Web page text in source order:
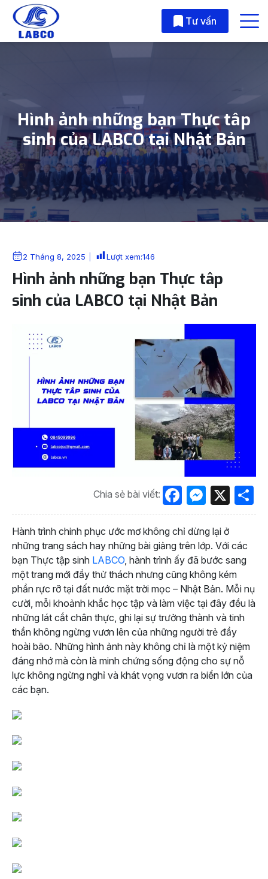
Skip to main content
Tư vấn
Hình ảnh những bạn Thực tâp
sinh của LABCO tại Nhật Bản
2 Tháng 8, 2025 Lượt xem:146
Hình ảnh những bạn Thực tâp
sinh của LABCO tại Nhật Bản
Chia sẻ bài viết: Facebook
X
Hành trình chinh phục ước mơ không chỉ dừng lại ở
những trang sách hay những bài giảng trên lớp. Với các
bạn Thực tập sinh LABCO, hành trình ấy đã bước sang
một trang mới đầy thử thách nhưng cũng không kém
phần rực rỡ tại đất nước mặt trời mọc – Nhật Bản. Mỗi nụ
cười, mỗi khoảnh khắc học tập và làm việc tại đây đều là
những lát cắt chân thực, ghi lại sự trưởng thành và tinh
thần không ngừng vươn lên của những người trẻ đầy
hoài bão. Những hình ảnh này không chỉ là một kỷ niệm
đáng nhớ mà còn là minh chứng sống động cho sự nỗ
lực không ngừng nghỉ và khát vọng vươn ra biển lớn của
các bạn.